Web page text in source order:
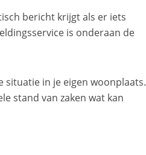
bericht krijgt als er iets
is onderaan de
situatie in je eigen woonplaats.
stand van zaken wat kan